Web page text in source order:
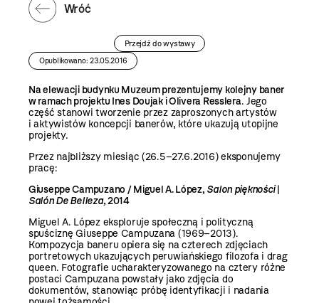
Wróć
Przejdź do wystawy
Opublikowano: 23.05.2016
Na elewacji budynku Muzeum prezentujemy kolejny baner
w ramach projektu Ines Doujak i Olivera Resslera. Jego
część stanowi tworzenie przez zaproszonych artystów
i aktywistów koncepcji banerów, które ukazują utopijne
projekty.
Przez najbliższy miesiąc (26.5–27.6.2016) eksponujemy
pracę:
Giuseppe Campuzano / Miguel A. López, Salon piękności|
Salón De Belleza,2014
Miguel A. López eksploruje społeczną i polityczną
spuściznę Giuseppe Campuzana (1969–2013).
Kompozycja baneru opiera się na czterech zdjęciach
portretowych ukazujących peruwiańskiego filozofa i drag
queen. Fotografie ucharakteryzowanego na cztery różne
postaci Campuzana powstały jako zdjęcia do
dokumentów, stanowiąc próbę identyfikacji i nadania